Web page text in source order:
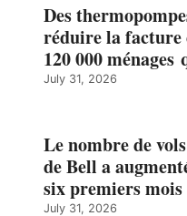
Des
réduire la facture
120 000 ménages
July 31, 2026
Le nombre de
de Bell a
six premiers mois
July 31, 2026